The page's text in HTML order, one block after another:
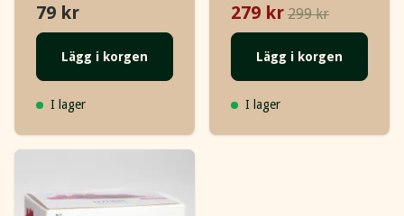
79 kr
Lägg i korgen
I lager
279 kr 299 kr
Lägg i korgen
I lager